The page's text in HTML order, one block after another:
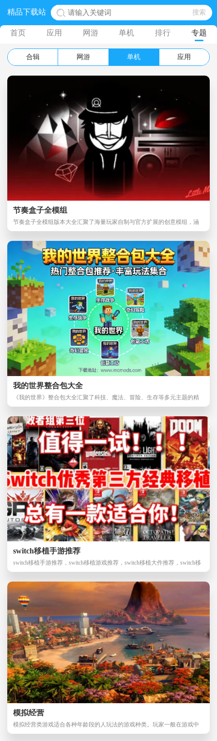
精品下载站
首页 应用 网游 单机 排行 专题
合辑 网游 单机 应用
节奏盒子全模组
节奏盒子全模组版本大全汇聚了海量玩家自制与官方扩展的创意模组，涵
我的世界整合包大全
《我的世界》整合包大全汇聚了科技、魔法、冒险、生存等多元主题的精
switch移植手游推荐
switch移植手游推荐，switch移植游戏推荐，switch移植大作推荐，switch移
模拟经营
模拟经营类游戏适合各种年龄段的人玩法的游戏种类。玩家一般在游戏中